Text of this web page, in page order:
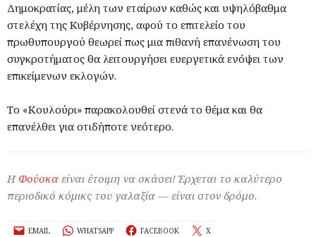
Δημοκρατίας, μέλη των εταίρων καθώς και υψηλόβαθμα
στελέχη της Κυβέρνησης, αφού το επιτελείο του
πρωθυπουργού θεωρεί πως μια πιθανή επανένωση του
συγκροτήματος θα λειτουργήσει ευεργετικά ενόψει των
επικείμενων εκλογών.
Το «Κουλούρι» παρακολουθεί στενά το θέμα και θα
επανέλθει για οτιδήποτε νεότερο.
Η Φούσκα είναι έτοιμη να σκάσει! Έρχεται το καλύτερο
περιοδικό κόμικς του γαλαξία — είναι στον δρόμο.
EMAIL WHATSAPP FACEBOOK X